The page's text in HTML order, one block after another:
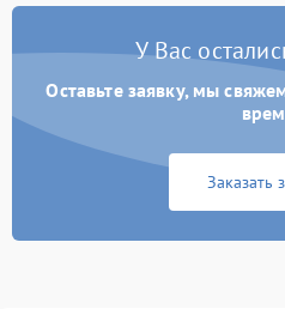
У Вас
Оставьте заявку, мы
Заказать